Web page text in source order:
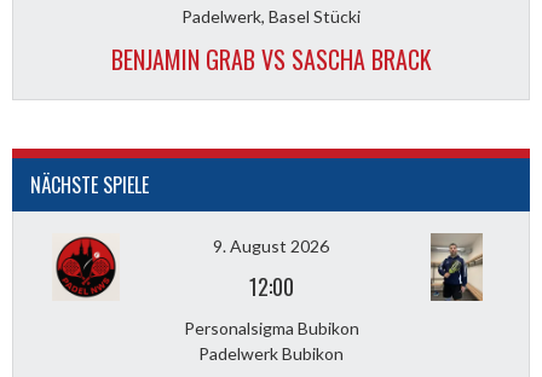
Padelwerk, Basel Stücki
BENJAMIN GRAB VS SASCHA BRACK
NÄCHSTE SPIELE
9. August 2026
12:00
Personalsigma Bubikon
Padelwerk Bubikon